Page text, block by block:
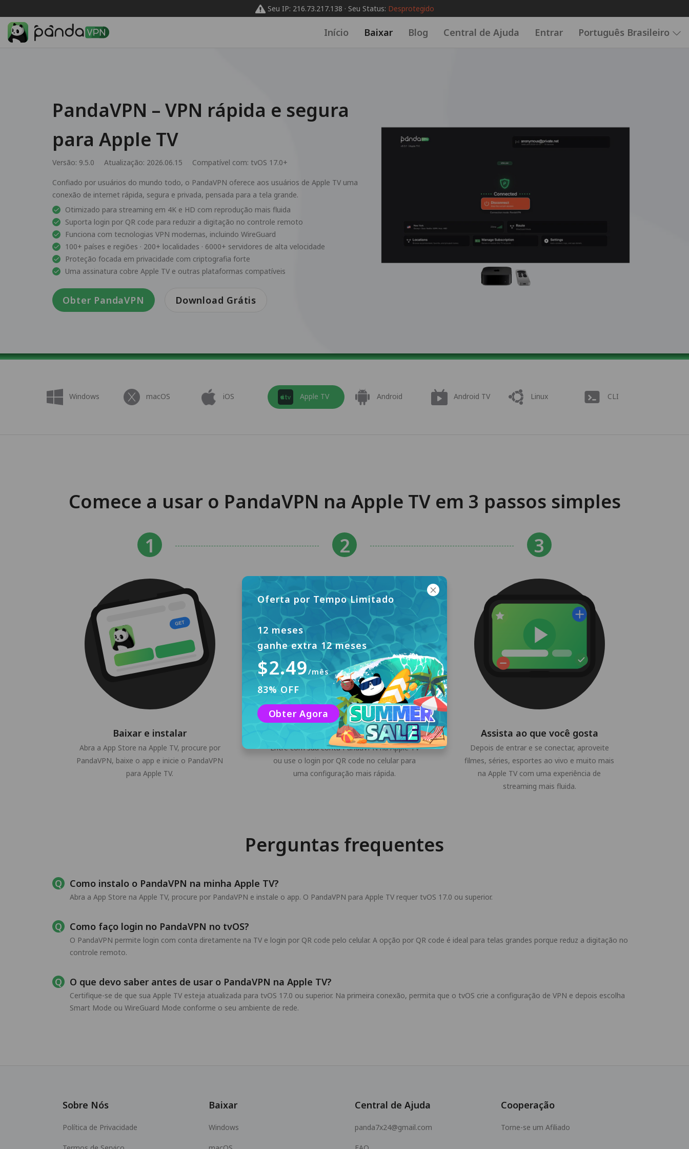
Seu IP: 216.73.217.138 · Seu Status: Desprotegido
Início Baixar Blog Central de Ajuda Entrar Português Brasileiro
PandaVPN – VPN rápida e segura
para Apple TV
Versão: 9.5.0 Atualização: 2026.06.15 Compatível com: tvOS 17.0+
Confiado por usuários do mundo todo, o PandaVPN oferece aos usuários de Apple TV uma
conexão de internet rápida, segura e privada, pensada para a tela grande.
Otimizado para streaming em 4K e HD com reprodução mais fluida
Suporta login por QR code para reduzir a digitação no controle remoto
Funciona com tecnologias VPN modernas, incluindo WireGuard
100+ países e regiões · 200+ localidades · 6000+ servidores de alta velocidade
Proteção focada em privacidade com criptografia forte
Uma assinatura cobre Apple TV e outras plataformas compatíveis
Obter PandaVPN Download Grátis
Windows macOS iOS Apple TV Android Android TV Linux CLI
Comece a usar o PandaVPN na Apple TV em 3 passos simples
Baixar e instalar
Abra a App Store na Apple TV, procure por
PandaVPN, baixe o app e inicie o PandaVPN
para Apple TV.
Entrar na sua conta PandaVPN
Entre com sua conta PandaVPN na Apple TV
ou use o login por QR code no celular para
uma configuração mais rápida.
Assista ao que você gosta
Depois de entrar e se conectar, aproveite
filmes, séries, esportes ao vivo e muito mais
na Apple TV com uma experiência de
streaming mais fluida.
Perguntas frequentes
Como instalo o PandaVPN na minha Apple TV?
Abra a App Store na Apple TV, procure por PandaVPN e instale o app. O PandaVPN para Apple TV requer tvOS 17.0 ou superior.
Como faço login no PandaVPN no tvOS?
O PandaVPN permite login com conta diretamente na TV e login por QR code pelo celular. A opção por QR code é ideal para telas grandes porque reduz a digitação no
controle remoto.
O que devo saber antes de usar o PandaVPN na Apple TV?
Certifique-se de que sua Apple TV esteja atualizada para tvOS 17.0 ou superior. Na primeira conexão, permita que o tvOS crie a configuração de VPN e depois escolha
Smart Mode ou WireGuard Mode conforme o seu ambiente de rede.
Oferta por Tempo Limitado
12 meses
ganhe extra 12 meses
$2.49/mês
83% OFF
Obter Agora
Sobre Nós
Política de Privacidade
Baixar
Windows
Central de Ajuda
panda7x24@gmail.com
Cooperação
Torne-se um Afiliado